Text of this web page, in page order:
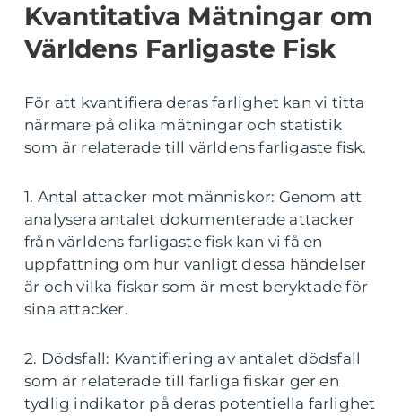
Kvantitativa Mätningar om
Världens Farligaste Fisk
För att kvantifiera deras farlighet kan vi titta
närmare på olika mätningar och statistik
som är relaterade till världens farligaste fisk.
1. Antal attacker mot människor: Genom att
analysera antalet dokumenterade attacker
från världens farligaste fisk kan vi få en
uppfattning om hur vanligt dessa händelser
är och vilka fiskar som är mest beryktade för
sina attacker.
2. Dödsfall: Kvantifiering av antalet dödsfall
som är relaterade till farliga fiskar ger en
tydlig indikator på deras potentiella farlighet